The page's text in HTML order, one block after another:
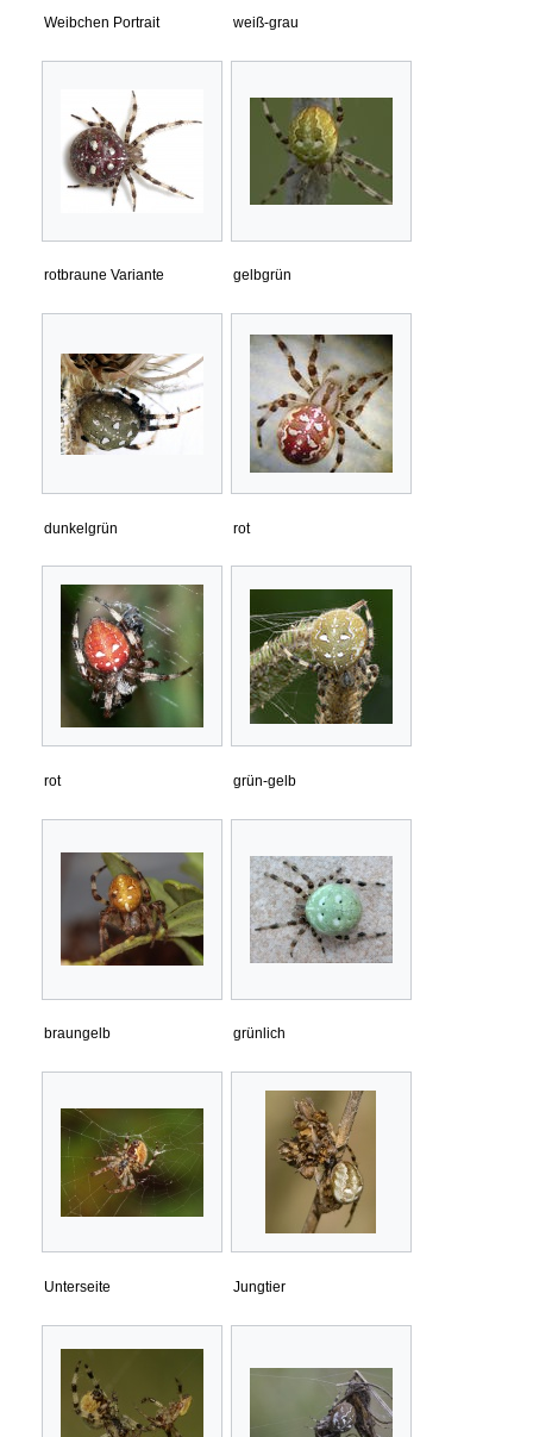
Weibchen Portrait weiß-grau
rotbraune Variante gelbgrün
dunkelgrün rot
rot grün-gelb
braungelb grünlich
Unterseite Jungtier